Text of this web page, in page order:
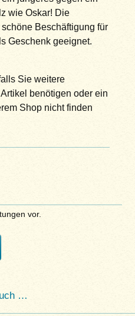
wie Oskar! Die
Beschäftigung für
Geschenk geeignet.
Sie weitere
benötigen oder ein
Shop nicht finden
vor.
…